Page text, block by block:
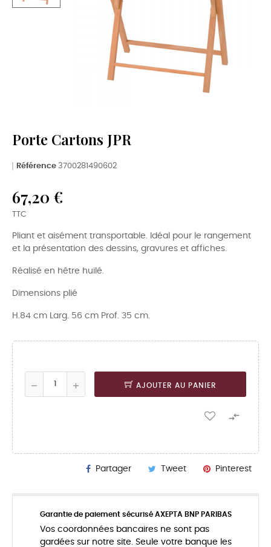
Porte Cartons JPR
Référence 3700281490602
67,20 €
TTC
Pliant et aisément transportable. Idéal pour le rangement
et la présentation des dessins, gravures et affiches.
Réalisé en hêtre huilé.
Dimensions plié
H.84 cm Larg. 56 cm Prof. 35 cm.
AJOUTER AU PANIER

Partager Tweet Pinterest
Garantie de paiement sécurisé AXEPTA BNP PARIBAS
Vos coordonnées bancaires ne sont pas
gardées sur notre site. Seule votre banque les